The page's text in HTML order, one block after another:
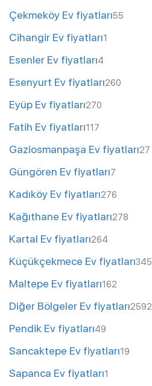
Çekmeköy Ev fiyatları55
Cihangir Ev fiyatları1
Esenler Ev fiyatları4
Esenyurt Ev fiyatları260
Eyüp Ev fiyatları270
Fatih Ev fiyatları117
Gaziosmanpaşa Ev fiyatları27
Güngören Ev fiyatları7
Kadıköy Ev fiyatları276
Kağıthane Ev fiyatları278
Kartal Ev fiyatları264
Küçükçekmece Ev fiyatları345
Maltepe Ev fiyatları162
Diğer Bölgeler Ev fiyatları2592
Pendik Ev fiyatları49
Sancaktepe Ev fiyatları19
Sapanca Ev fiyatları1